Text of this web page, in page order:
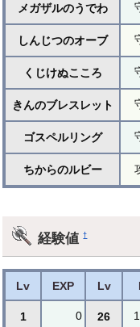
メガザルのうでわ
しんじつのオーブ
くじけぬこころ
きんのブレスレット
ゴスペルリング
ちからのルビー
経験値†
Lv EXP Lv
1 0 26